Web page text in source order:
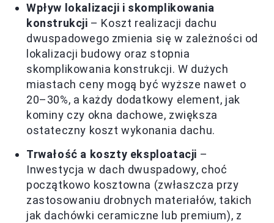
Wpływ lokalizacji i skomplikowania
konstrukcji – Koszt realizacji dachu
dwuspadowego zmienia się w zależności od
lokalizacji budowy oraz stopnia
skomplikowania konstrukcji. W dużych
miastach ceny mogą być wyższe nawet o
20–30%, a każdy dodatkowy element, jak
kominy czy okna dachowe, zwiększa
ostateczny koszt wykonania dachu.
Trwałość a koszty eksploatacji –
Inwestycja w dach dwuspadowy, choć
początkowo kosztowna (zwłaszcza przy
zastosowaniu drobnych materiałów, takich
jak dachówki ceramiczne lub premium), z